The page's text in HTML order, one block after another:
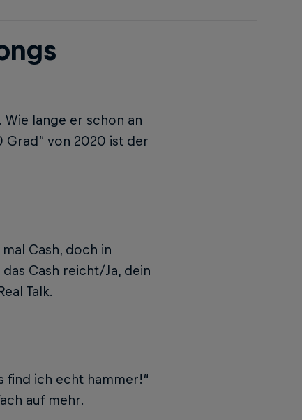
lange er schon an
Grad“ von 2020 ist der
Cash, doch in
Cash reicht/Ja, dein
Talk.
find ich echt hammer!“
auf mehr.